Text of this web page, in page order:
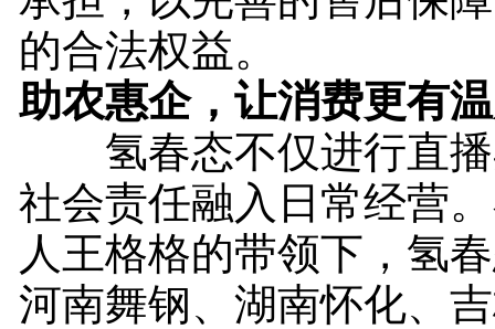
的合法权益。
助农惠企，让消费更有
氢春态不仅进行直播
社会责任融入日常经营
人王格格的带领下，氢
河南舞钢、湖南怀化、